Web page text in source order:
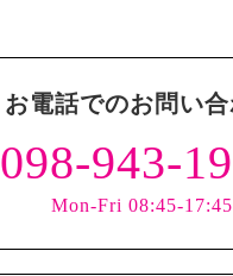
お電話でのお問い
098-943-
Mon-Fri 08:45-17:45